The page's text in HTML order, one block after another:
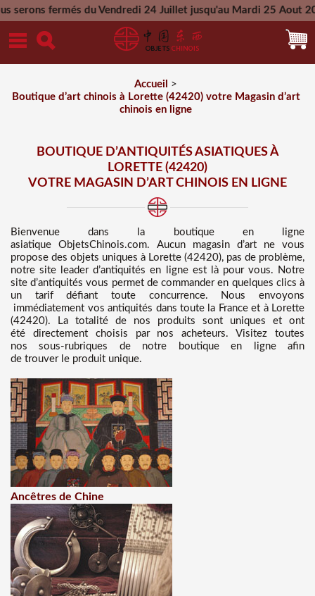
du Vendredi 24 Juillet jusqu'au Mardi 25 Aout 2026 -
Mercredi 26 Aout 2026
Accueil
>
Boutique d’art chinois à Lorette (42420) votre Magasin d’art
chinois en ligne
BOUTIQUE D’ANTIQUITÉS ASIATIQUES À
LORETTE (42420)
VOTRE MAGASIN D’ART CHINOIS EN LIGNE
Bienvenue dans
la boutique en ligne
asiatique ObjetsChinois.com. Aucun magasin d’art ne vous
propose des objets uniques à Lorette (42420), pas de problème,
notre site leader d’antiquités en ligne est là pour vous. Notre
site d’antiquités vous permet de commander en quelques clics à
un tarif défiant toute concurrence. Nousenvoyons
immédiatement vos antiquités dans toute la France et à Lorette
(42420). La totalité de nos produits sont uniques et ont
été directement choisis par nos acheteurs. Visitez toutes
nos sous-rubriques de notre boutique en ligne afin
de trouver le produit unique.
Ancêtres de Chine